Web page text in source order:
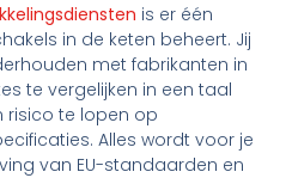
is er één
in de keten beheert. Jij
met fabrikanten in
te vergelijken in een taal
risico te lopen op
Alles wordt voor je
van EU-standaarden en